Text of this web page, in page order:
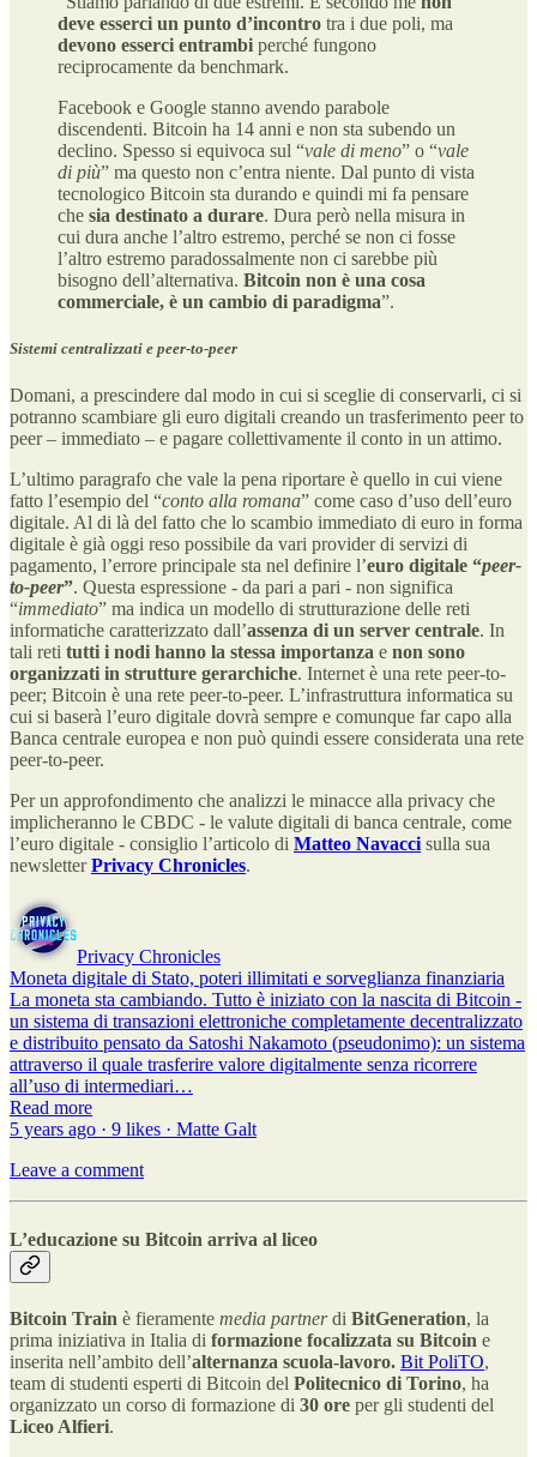
deve esserci un punto d’incontro tra i due poli, ma
devono esserci entrambi perché fungono
reciprocamente da benchmark.
Facebook e Google stanno avendo parabole
discendenti. Bitcoin ha 14 anni e non sta subendo un
declino. Spesso si equivoca sul “vale di meno” o “vale
di più” ma questo non c’entra niente. Dal punto di vista
tecnologico Bitcoin sta durando e quindi mi fa pensare
che sia destinato a durare. Dura però nella misura in
cui dura anche l’altro estremo, perché se non ci fosse
l’altro estremo paradossalmente non ci sarebbe più
bisogno dell’alternativa. Bitcoin non è una cosa
commerciale, è un cambio di paradigma”.
Sistemi centralizzati e peer-to-peer
Domani, a prescindere dal modo in cui si sceglie di conservarli, ci si
potranno scambiare gli euro digitali creando un trasferimento peer to
peer – immediato – e pagare collettivamente il conto in un attimo.
L’ultimo paragrafo che vale la pena riportare è quello in cui viene
fatto l’esempio del “conto alla romana” come caso d’uso dell’euro
digitale. Al di là del fatto che lo scambio immediato di euro in forma
digitale è già oggi reso possibile da vari provider di servizi di
pagamento, l’errore principale sta nel definire l’euro digitale “peer-
to-peer”. Questa espressione - da pari a pari - non significa
“immediato” ma indica un modello di strutturazione delle reti
informatiche caratterizzato dall’assenza di un server centrale. In
tali reti tutti i nodi hanno la stessa importanza e non sono
organizzati in strutture gerarchiche. Internet è una rete peer-to-
peer; Bitcoin è una rete peer-to-peer. L’infrastruttura informatica su
cui si baserà l’euro digitale dovrà sempre e comunque far capo alla
Banca centrale europea e non può quindi essere considerata una rete
peer-to-peer.
Per un approfondimento che analizzi le minacce alla privacy che
implicheranno le CBDC - le valute digitali di banca centrale, come
l’euro digitale - consiglio l’articolo di Matteo Navacci sulla sua
newsletterPrivacy Chronicles.
Privacy Chronicles
Moneta digitale di Stato, poteri illimitati e sorveglianza finanziaria
La moneta sta cambiando. Tutto è iniziato con la nascita di Bitcoin -
un sistema di transazioni elettroniche completamente decentralizzato
e distribuito pensato da Satoshi Nakamoto (pseudonimo): un sistema
attraverso il quale trasferire valore digitalmente senza ricorrere
all’uso di intermediari…
Read more
5 years ago · 9 likes · Matte Galt
Leave a comment
L’educazione su Bitcoin arriva al liceo
Bitcoin Train è fieramente media partnerdi BitGeneration, la
prima iniziativa in Italia di formazione focalizzata su Bitcoin e
inserita nell’ambito dell’alternanza scuola-lavoro. Bit PoliTO,
team di studenti esperti di Bitcoin del Politecnico di Torino, ha
organizzato un corso di formazione di 30 ore per gli studenti del
Liceo Alfieri.